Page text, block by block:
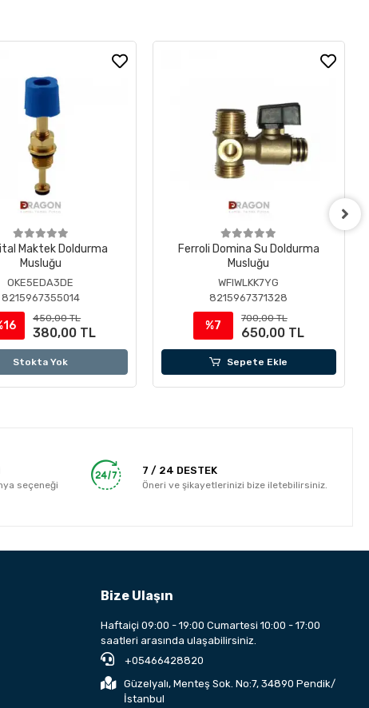
Maktek Doldurma
Musluğu
OKE5EDA3DE
8215967355014
450,00 TL
380,00 TL
Stokta Yok
Ferroli Domina Su Doldurma
Musluğu
WFIWLKK7YG
8215967371328
%7
700,00 TL
650,00 TL
Sepete Ekle
seçeneği
7 / 24 DESTEK
Öneri ve şikayetlerinizi bize iletebilirsiniz.
Bize Ulaşın
Haftaiçi 09:00 - 19:00 Cumartesi 10:00 - 17:00
saatleri arasında ulaşabilirsiniz.
+05466428820
Güzelyalı, Menteş Sok. No:7, 34890 Pendik/
İstanbul